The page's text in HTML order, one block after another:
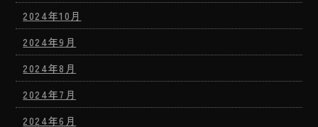
2024年10月
2024年9月
2024年8月
2024年7月
2024年6月